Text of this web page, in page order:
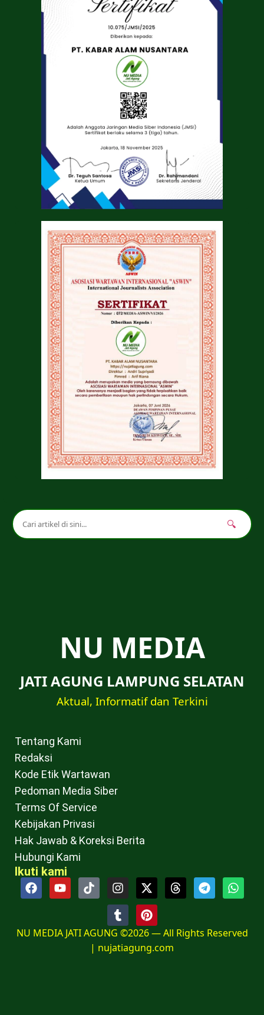
🔍
NU MEDIA
JATI AGUNG LAMPUNG SELATAN
Aktual, Informatif dan Terkini
Tentang Kami
Redaksi
Kode Etik Wartawan
Pedoman Media Siber
Terms Of Service
Kebijakan Privasi
Hak Jawab & Koreksi Berita
Hubungi Kami
Ikuti kami
NU MEDIA JATI AGUNG ©2026 — All Rights Reserved
| nujatiagung.com